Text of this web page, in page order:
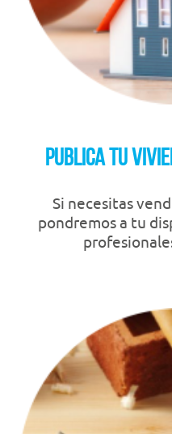
Publica tu
Si necesitas
pondremos a tu